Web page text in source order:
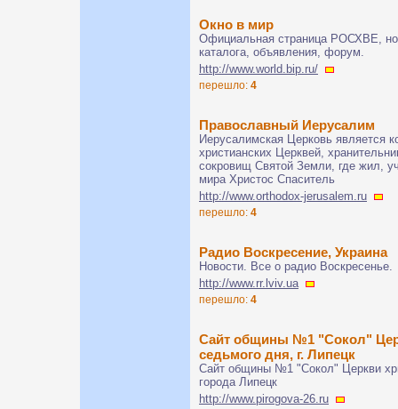
Окно в мир
Официальная страница РОСХВЕ,
каталога, объявления, форум.
http://www.world.bip.ru/
перешло: 4
Православный Иерусалим
Иерусалимская Церковь является
христианских Церквей,
сокровищ Святой Земли, где жил,
мира Христос Спаситель
http://www.orthodox-jerusalem.ru
перешло: 4
Радио Воскресение, Украина
Новости. Все о радио Воскресенье.
http://www.rr.lviv.ua
перешло: 4
Сайт общины №1 "Сокол"
седьмого дня, г. Липецк
Сайт общины №1 "Сокол" Церкви
города Липецк
http://www.pirogova-26.ru